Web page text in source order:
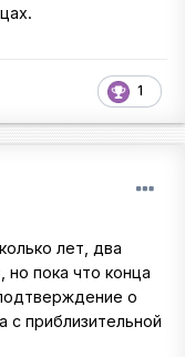
1
лет, два
но пока что конца
о
приблизительной